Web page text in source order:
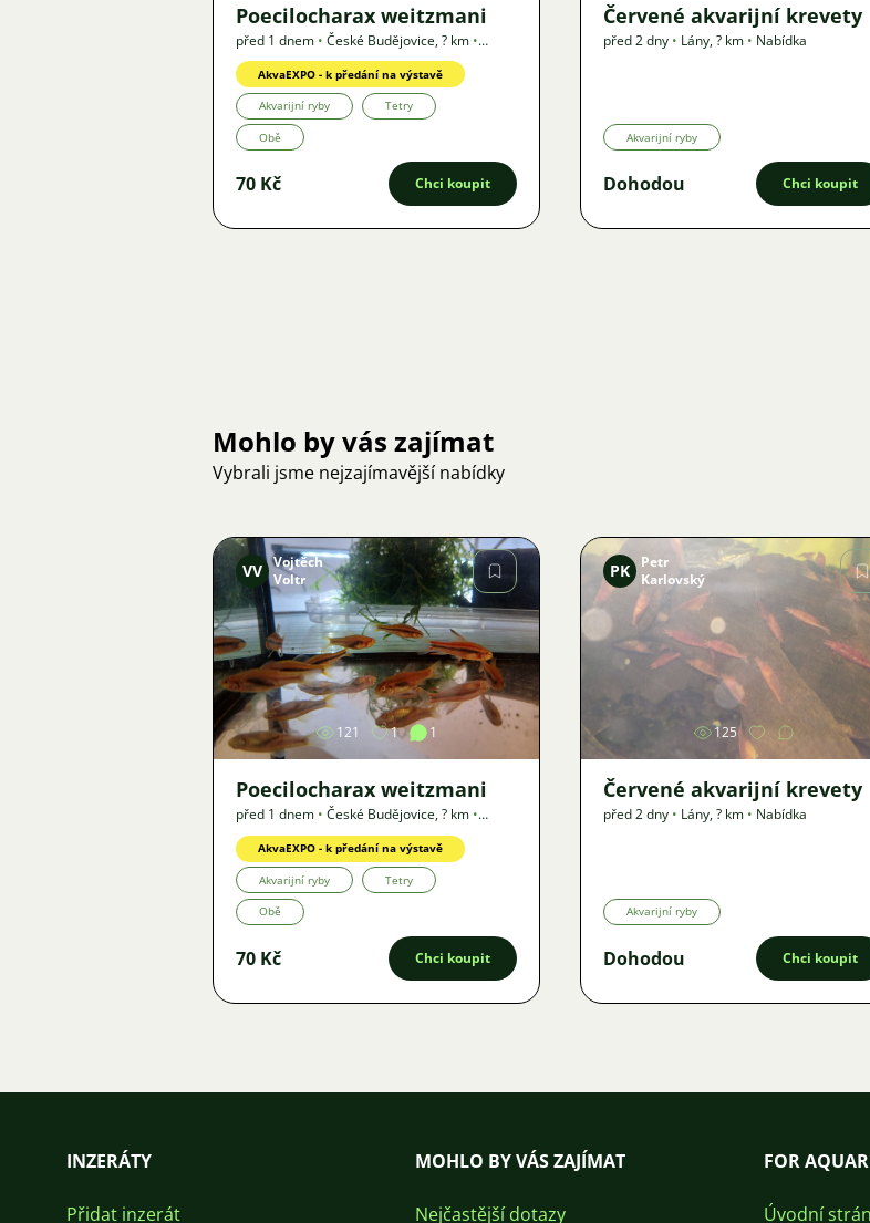
Poecilocharax weitzmani
před 1 dnem • České Budějovice,? km •
Nabídka
AkvaEXPO - k předání na výstavě
Akvarijní ryby Tetry
Obě
70 Kč Chci koupit
Červené akvarijní krevety
před 2 dny • Lány,? km • Nabídka
Akvarijní ryby
Dohodou Chci koupit
Mohlo by vás zajímat
Vybrali jsme nejzajímavější nabídky
Obrázek
VV Vojtěch
Voltr
121 1 1
Poecilocharax weitzmani
před 1 dnem • České Budějovice,? km •
Nabídka
AkvaEXPO - k předání na výstavě
Akvarijní ryby Tetry
Obě
70 Kč Chci koupit
Obrázek
PK
Petr
Karlovský
125
Červené akvarijní krevety
před 2 dny • Lány,? km • Nabídka
Akvarijní ryby
Dohodou Chci koupit
INZERÁTY
Přidat inzerát
MOHLO BY VÁS ZAJÍMAT
Nejčastější dotazy
FOR
Úvodní